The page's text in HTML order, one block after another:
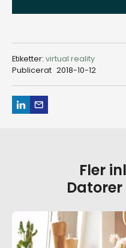
Etiketter: virtual reality
Publicerat 2018-10-12
Fler